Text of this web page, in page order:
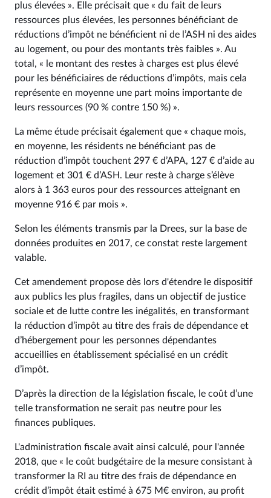
plus élevées ». Elle précisait que « du fait de leurs
ressources plus élevées, les personnes bénéficiant de
réductions d’impôt ne bénéficient ni de l’ASH ni des aides
au logement, ou pour des montants très faibles ». Au
total, « le montant des restes à charges est plus élevé
pour les bénéficiaires de réductions d’impôts, mais cela
représente en moyenne une part moins importante de
leurs ressources (90 % contre 150 %) ».
La même étude précisait également que « chaque mois,
en moyenne, les résidents ne bénéficiant pas de
réduction d’impôt touchent 297 € d’APA, 127 € d’aide au
logement et 301 € d’ASH. Leur reste à charge s’élève
alors à 1 363 euros pour des ressources atteignant en
moyenne 916 € par mois ».
Selon les éléments transmis par la Drees, sur la base de
données produites en 2017, ce constat reste largement
valable.
Cet amendement propose dès lors d'étendre le dispositif
aux publics les plus fragiles, dans un objectif de justice
sociale et de lutte contre les inégalités, en transformant
la réduction d’impôt au titre des frais de dépendance et
d’hébergement pour les personnes dépendantes
accueillies en établissement spécialisé en un crédit
d’impôt.
D’après la direction de la législation fiscale, le coût d’une
telle transformation ne serait pas neutre pour les
finances publiques.
L'administration fiscale avait ainsi calculé, pour l'année
2018, que « le coût budgétaire de la mesure consistant à
transformer la RI au titre des frais de dépendance en
crédit d’impôt était estimé à 675 M€ environ, au profit